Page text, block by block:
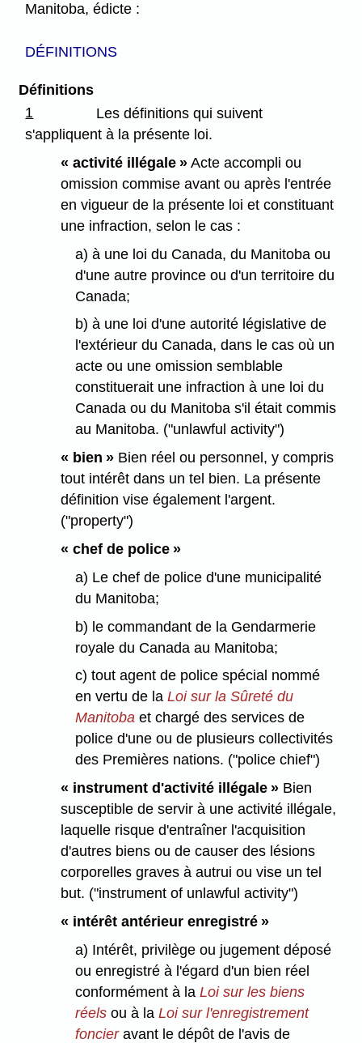
Manitoba, édicte :
DÉFINITIONS
Définitions
1
Les définitions qui suivent
s'appliquent à la présente loi.
« activité illégale » Acte accompli ou
omission commise avant ou après l'entrée
en vigueur de la présente loi et constituant
une infraction, selon le cas :
a) à une loi du Canada, du Manitoba ou
d'une autre province ou d'un territoire du
Canada;
b) à une loi d'une autorité législative de
l'extérieur du Canada, dans le cas où un
acte ou une omission semblable
constituerait une infraction à une loi du
Canada ou du Manitoba s'il était commis
au Manitoba. ("unlawful activity")
« bien » Bien réel ou personnel, y compris
tout intérêt dans un tel bien. La présente
définition vise également l'argent.
("property")
« chef de police »
a) Le chef de police d'une municipalité
du Manitoba;
b) le commandant de la Gendarmerie
royale du Canada au Manitoba;
c) tout agent de police spécial nommé
en vertu de la Loi sur la Sûreté du
Manitobaet chargé des services de
police d'une ou de plusieurs collectivités
des Premières nations. ("police chief")
« instrument d'activité illégale » Bien
susceptible de servir à une activité illégale,
laquelle risque d'entraîner l'acquisition
d'autres biens ou de causer des lésions
corporelles graves à autrui ou vise un tel
but. ("instrument of unlawful activity")
« intérêt antérieur enregistré »
a) Intérêt, privilège ou jugement déposé
ou enregistré à l'égard d'un bien réel
conformément à la Loi sur les biens
réelsou à la Loi sur l'enregistrement
foncieravant le dépôt de l'avis de